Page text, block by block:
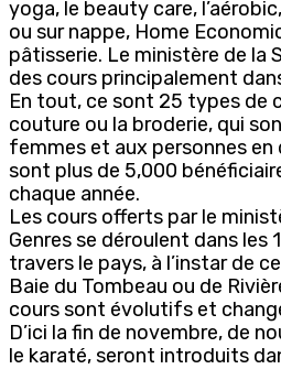
yoga, le beauty care,
ou sur nappe, Home
pâtisserie. Le ministère de la
des cours principalement
En tout, ce sont 25 types de
couture ou la broderie, qui
femmes et aux personnes
sont plus de 5,000
chaque année.
Les cours offerts par le
Genres se déroulent dans les
travers le pays, à l’instar de
Baie du Tombeau ou de
cours sont évolutifs et
D’ici la fin de novembre, de
le karaté, seront introduits